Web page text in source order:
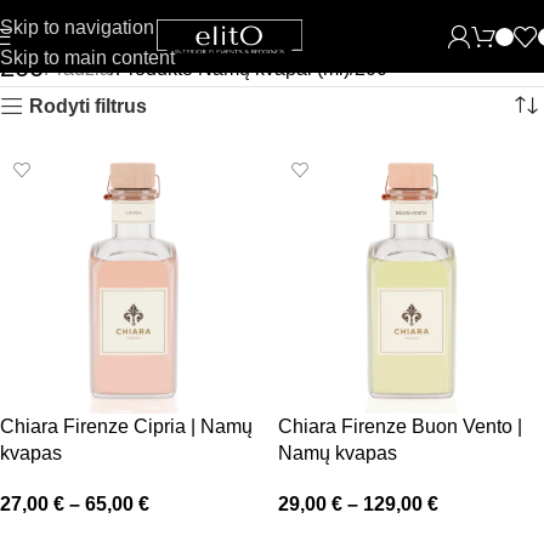
Skip to navigation
Skip to main content
200Pradžia Produkto Namų kvapai (ml) 200
Rodyti filtrus
Chiara Firenze Cipria | Namų
kvapas
27,00 € – 65,00 €
Chiara Firenze Buon Vento |
Namų kvapas
29,00 € – 129,00 €